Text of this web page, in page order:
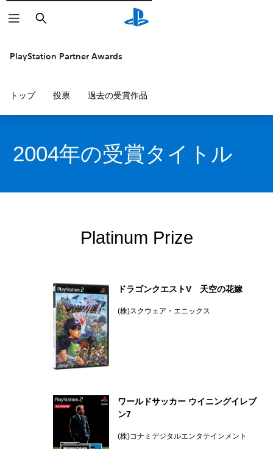
検
索
PlayStation Partner Awards
トップ 投票 過去の受賞作品
2004年の受賞タイトル
Platinum Prize
ドラゴンクエストV 天空の花嫁
(株)スクウェア・エニックス
ワールドサッカー ウイニングイレブ
ン7
(株)コナミデジタルエンタテインメント